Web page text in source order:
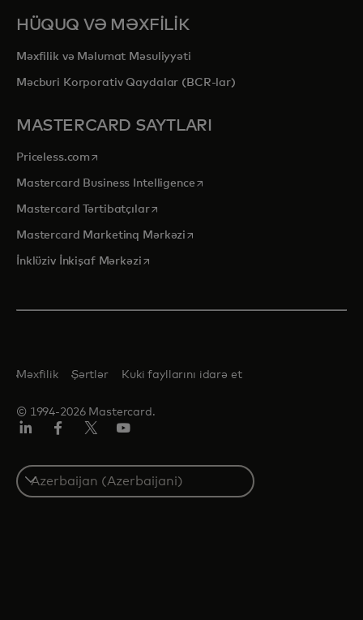
HÜQUQ VƏ MƏXFİLİK
Məxfilik və Məlumat Məsuliyyəti
Məcburi Korporativ Qaydalar (BCR-lar)
MASTERCARD SAYTLARI
Priceless.com opens in a new tab
Mastercard Business Intelligenceopens in a new tab
Mastercard Tərtibatçılaropens in a new tab
Mastercard Marketinq Mərkəzi opens in a new tab
İnklüziv İnkişaf Mərkəziopens in a new tab
© 1994-2026 Mastercard.
Məxfilik Şərtlər Kuki fayllarını idarə et
Select
a
country